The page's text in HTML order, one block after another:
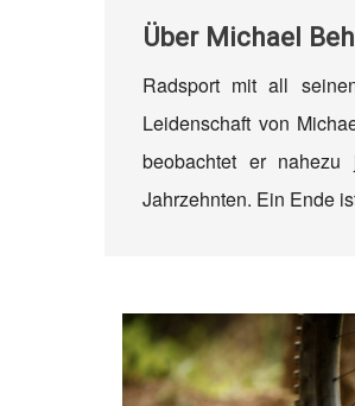
Über Michael
Radsport mit all
Leidenschaft von
beobachtet er
Jahrzehnten. Ein Ende